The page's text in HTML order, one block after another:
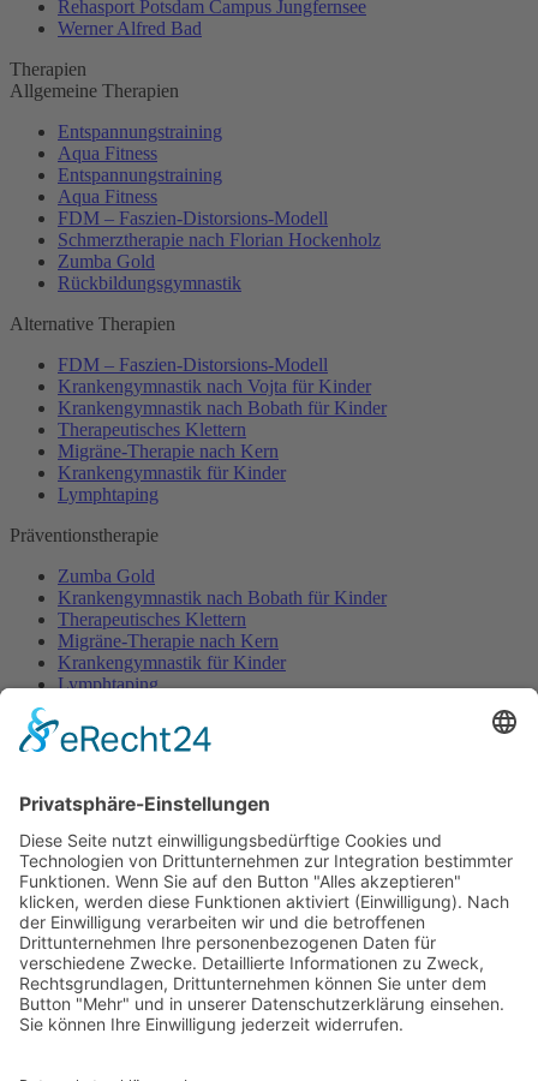
Rehasport Potsdam Campus Jungfernsee
Werner Alfred Bad
Therapien
Allgemeine Therapien
Entspannungstraining
Aqua Fitness
Entspannungstraining
Aqua Fitness
FDM – Faszien-Distorsions-Modell
Schmerztherapie nach Florian Hockenholz
Zumba Gold
Rückbildungsgymnastik
Alternative Therapien
FDM – Faszien-Distorsions-Modell
Krankengymnastik nach Vojta für Kinder
Krankengymnastik nach Bobath für Kinder
Therapeutisches Klettern
Migräne-Therapie nach Kern
Krankengymnastik für Kinder
Lymphtaping
Präventionstherapie
Zumba Gold
Krankengymnastik nach Bobath für Kinder
Therapeutisches Klettern
Migräne-Therapie nach Kern
Krankengymnastik für Kinder
Lymphtaping
Rücken Therapie
Aqua Fitness
FDM – Faszien-Distorsions-Modell
Zumba Gold
Rückbildungsgymnastik
Kinder Therapie
Krankengymnastik nach Vojta für Kinder
Krankengymnastik nach Bobath für Kinder
Krankengymnastik für Kinder